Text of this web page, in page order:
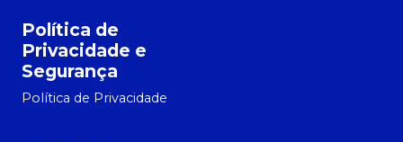
Política de
Privacidade e
Segurança
Política de Privacidade